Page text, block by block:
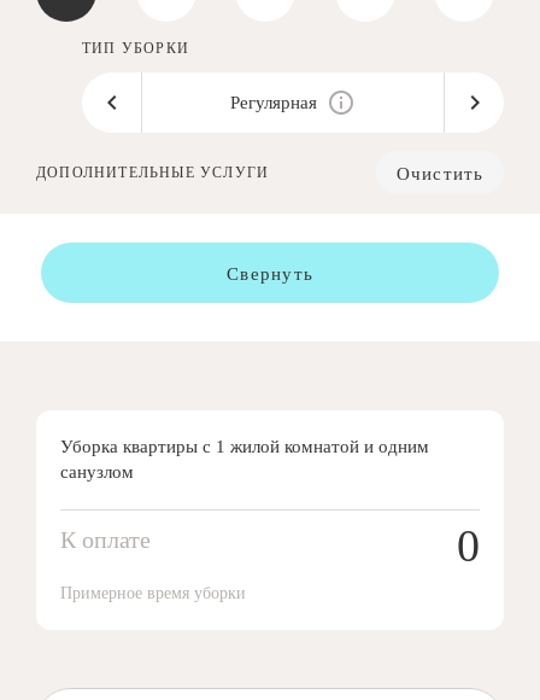
ТИП УБОРКИ
Регулярная
ДОПОЛНИТЕЛЬНЫЕ УСЛУГИ Очистить
Свернуть
Уборка квартиры с 1 жилой комнатой и одним
санузлом
К оплате 0
Примерное время уборки